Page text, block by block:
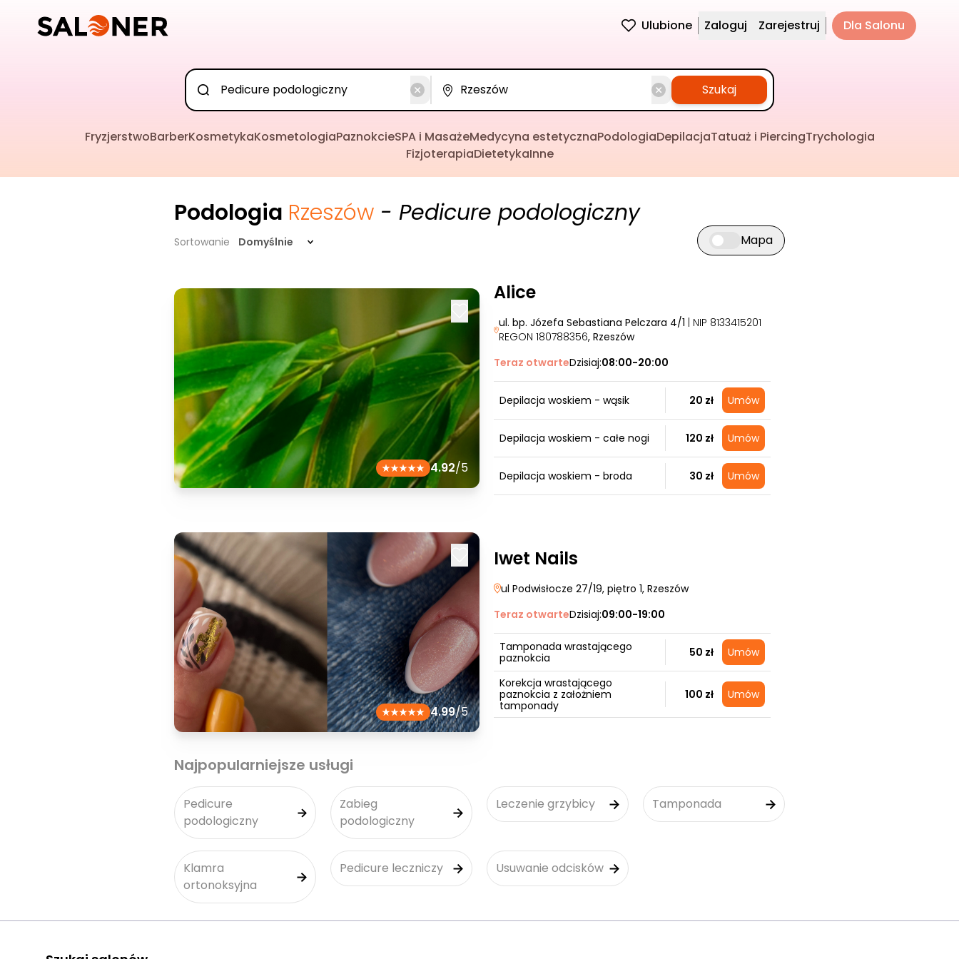
Ulubione Zaloguj Zarejestruj Dla Salonu
Szukaj
FryzjerstwoBarberKosmetykaKosmetologiaPaznokcieSPA i MasażeMedycyna estetycznaPodologiaDepilacjaTatuaż i PiercingTrychologia
FizjoterapiaDietetykaInne
Podologia Rzeszów - Pedicure podologiczny
Sortowanie Domyślnie Przełącz widok mapy
Mapa
4.92/5
Alice
ul. bp. Józefa Sebastiana Pelczara 4/1 | NIP 8133415201
REGON 180788356, Rzeszów
Teraz otwarteDzisiaj:08:00-20:00
Depilacja woskiem - wąsik 20 zł Umów
Depilacja woskiem - całe nogi 120 zł Umów
Depilacja woskiem - broda 30 zł Umów
4.99/5
Iwet Nails
ul Podwisłocze 27/19, piętro 1, Rzeszów
Teraz otwarteDzisiaj:09:00-19:00
Tamponada wrastającego
paznokcia
50 zł Umów
Korekcja wrastającego
paznokcia z założniem
tamponady
100 zł Umów
Najpopularniejsze usługi
Pedicure
podologiczny
Zabieg
podologiczny
Leczenie grzybicy Tamponada
Klamra
ortonoksyjna
Pedicure leczniczy Usuwanie odcisków